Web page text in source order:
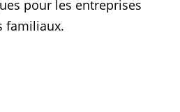
pour les entreprises
familiaux.